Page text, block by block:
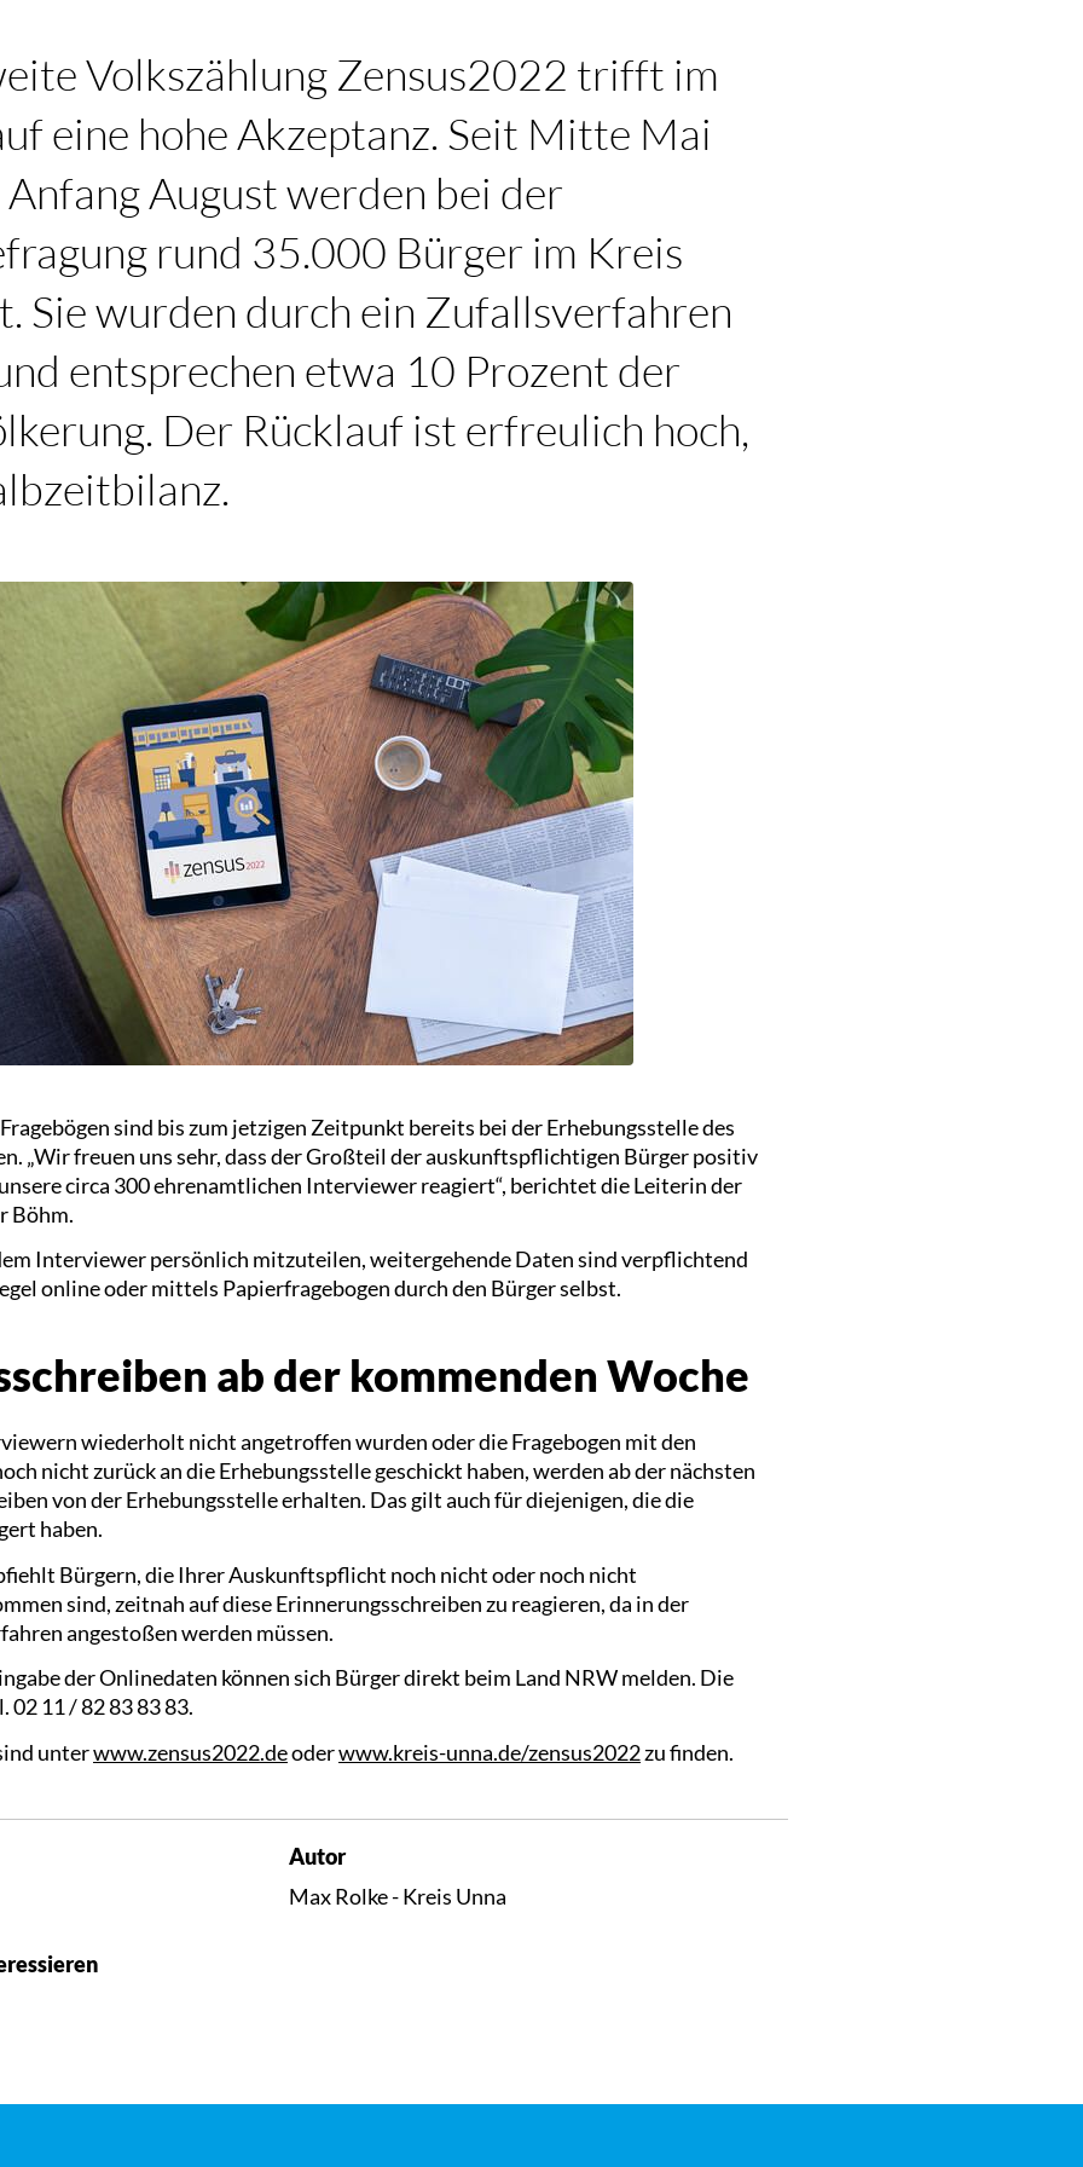
Volkszählung Zensus2022 trifft im
eine hohe Akzeptanz. Seit Mitte Mai
August werden bei der
rund 35.000 Bürger im Kreis
Sie wurden durch ein Zufallsverfahren
entsprechen etwa 10 Prozent der
Der Rücklauf ist erfreulich hoch,
sind bis zum jetzigen Zeitpunkt bereits bei der Erhebungsstelle des
„Wir freuen uns sehr, dass der Großteil der auskunftspflichtigen Bürger positiv
circa 300 ehrenamtlichen Interviewer reagiert“, berichtet die Leiterin der
Böhm.
Interviewer persönlich mitzuteilen, weitergehende Daten sind verpflichtend
online oder mittels Papierfragebogen durch den Bürger selbst.
ab der kommenden Woche
wiederholt nicht angetroffen wurden oder die Fragebogen mit den
nicht zurück an die Erhebungsstelle geschickt haben, werden ab der nächsten
von der Erhebungsstelle erhalten. Das gilt auch für diejenigen, die die
haben.
Bürgern, die Ihrer Auskunftspflicht noch nicht oder noch nicht
sind, zeitnah auf diese Erinnerungsschreiben zu reagieren, da in der
angestoßen werden müssen.
der Onlinedaten können sich Bürger direkt beim Land NRW melden. Die
11 / 82 83 83 83.
unterwww.zensus2022.deoderwww.kreis-unna.de/zensus2022zu finden.
Autor
Max Rolke - Kreis Unna